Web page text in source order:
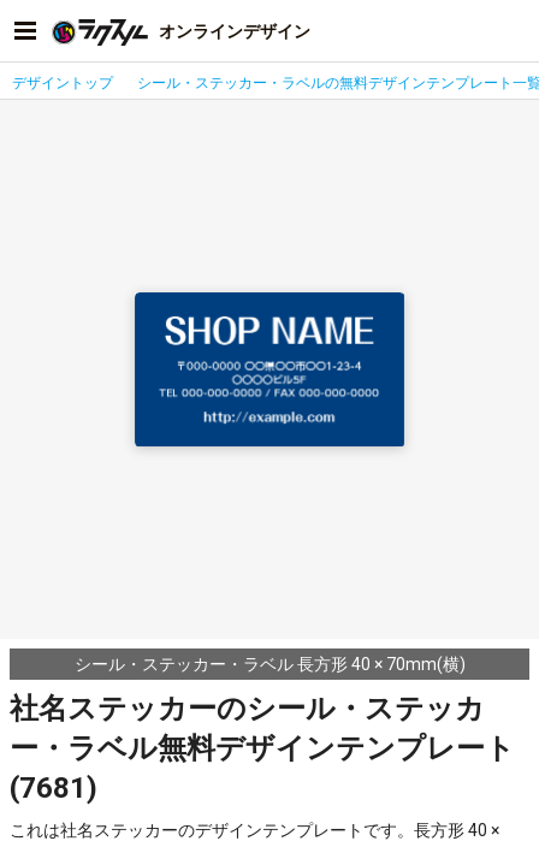
オンラインデザイン
デザイントップ シール・ステッカー・ラベルの無料デザインテンプレート一
シール・ステッカー・ラベル 長方形 40 × 70mm(横)
社名ステッカーのシール・ステッカ
ー・ラベル無料デザインテンプレート
(7681)
これは社名ステッカーのデザインテンプレートです。長方形 40 ×